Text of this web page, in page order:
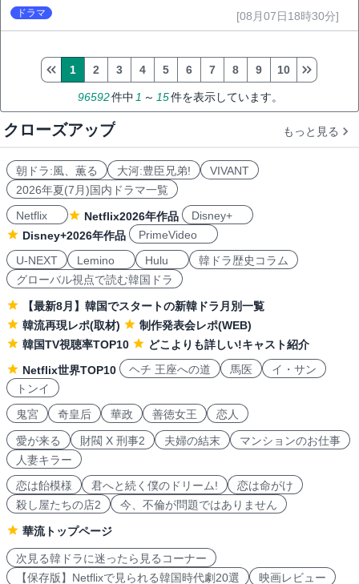
ドラマ [08月07日18時30分]
96592件中1 ～ 15件を表示しています。
1 2 3 4 5 6 7 8 9 10
クローズアップ もっと見る
朝ドラ:風、薫る 大河:豊臣兄弟!
VIVANT
2026年夏(7月)国内ドラマ一覧
Netflix
Netflix2026年作品
Disney+
Disney+2026年作品
PrimeVideo
U-NEXT
Lemino Hulu
韓ドラ歴史コラム
グローバル視点で読む韓国ドラ
【最新8月】韓国でスタートの新韓ドラ月別一覧
韓流再現レポ(取材)
制作発表会レポ(WEB)
韓国TV視聴率TOP10
どこよりも詳しい!キャスト紹介
Netflix世界TOP10
ヘチ 王座への道 馬医
イ・サン
トンイ
鬼宮
奇皇后 華政 善徳女王 恋人
愛が来る 財閥 X 刑事2 夫婦の結末
マンションのお仕事
人妻キラー
恋は飴模様
君へと続く僕のドリーム!
恋は命がけ
殺し屋たちの店2
今、不倫が問題ではありません
華流トップページ
次見る韓ドラに迷ったら見るコーナー
【保存版】Netflixで見られる韓国時代劇20選
映画レビュー